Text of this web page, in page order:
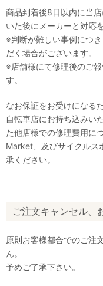
商品到着後8日以内に当
いた後にメーカーと対応
※判断が難しい事例につ
だく場合がございます。
※店舗様にて修理後のご
す。
なお保証をお受けになる
自転車店にお持ち込みい
た他店様での修理費用に
Market、及びサイクルス
承ください。
ご注文キャンセル、
原則お客様都合でのご注
ん。
予めご了承下さい。